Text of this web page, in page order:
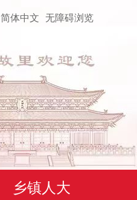
简体中文 无障碍浏览
乡镇人大